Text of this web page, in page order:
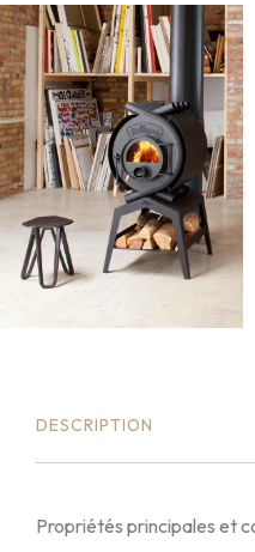
DESCRIPTION
Propriétés principales et